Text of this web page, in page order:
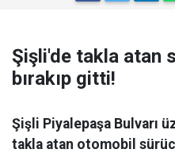
Şişli'de takla atan
bırakıp gitti!
Şişli Piyalepaşa Bulvarı
takla atan otomobil